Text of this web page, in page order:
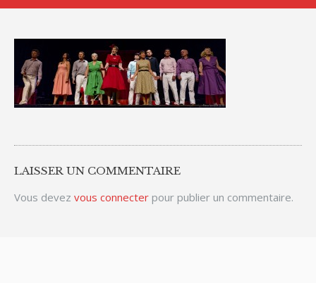
LAISSER UN COMMENTAIRE
Vous devez vous connecter pour publier un commentaire.